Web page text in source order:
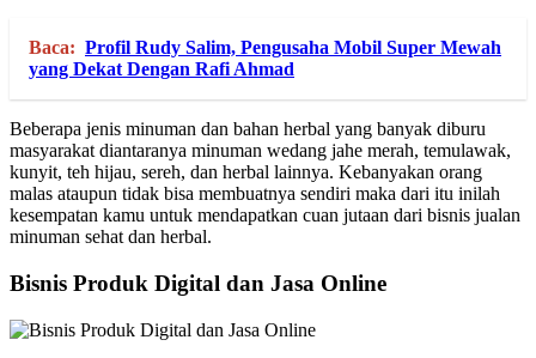
Baca: Profil Rudy Salim, Pengusaha Mobil Super Mewah
yang Dekat Dengan Rafi Ahmad
Beberapa jenis minuman dan bahan herbal yang banyak diburu
masyarakat diantaranya minuman wedang jahe merah, temulawak,
kunyit, teh hijau, sereh, dan herbal lainnya. Kebanyakan orang
malas ataupun tidak bisa membuatnya sendiri maka dari itu inilah
kesempatan kamu untuk mendapatkan cuan jutaan dari bisnis jualan
minuman sehat dan herbal.
Bisnis Produk Digital dan Jasa Online